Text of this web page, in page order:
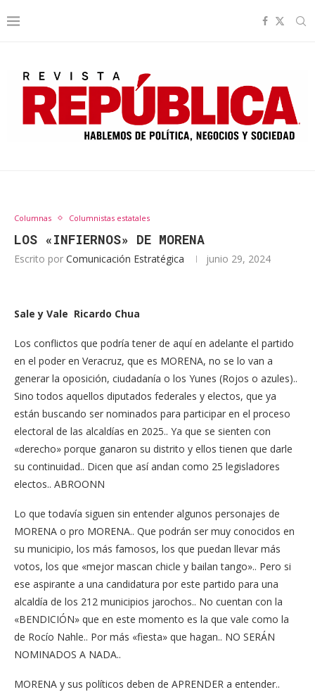
Columnas Columnistas estatales
LOS «INFIERNOS» DE MORENA
Escrito por Comunicación Estratégica junio 29, 2024
Sale y Vale Ricardo Chua
Los conflictos que podría tener de aquí en adelante el partido
en el poder en Veracruz, que es MORENA, no se lo van a
generar la oposición, ciudadanía o los Yunes (Rojos o azules)..
Sino todos aquellos diputados federales y electos, que ya
están buscando ser nominados para participar en el proceso
electoral de las alcaldías en 2025.. Ya que se sienten con
«derecho» porque ganaron su distrito y ellos tienen que darle
su continuidad.. Dicen que así andan como 25 legisladores
electos.. ABROONN
Lo que todavía siguen sin entender algunos personajes de
MORENA o pro MORENA.. Que podrán ser muy conocidos en
su municipio, los más famosos, los que puedan llevar más
votos, los que «mejor mascan chicle y bailan tango».. Pero si
ese aspirante a una candidatura por este partido para una
alcaldía de los 212 municipios jarochos.. No cuentan con la
«BENDICIÓN» que en este momento es la que vale como la
de Rocío Nahle.. Por más «fiesta» que hagan.. NO SERÁN
NOMINADOS A NADA..
MORENA y sus políticos deben de APRENDER a entender..